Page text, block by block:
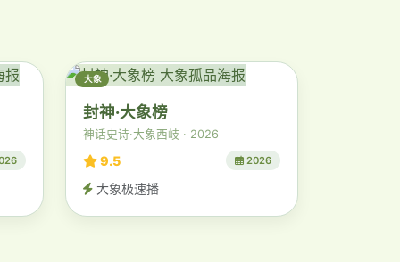
大象
封神·大象榜
神话史诗·大象西岐 · 2026
9.5 2026
大象极速播